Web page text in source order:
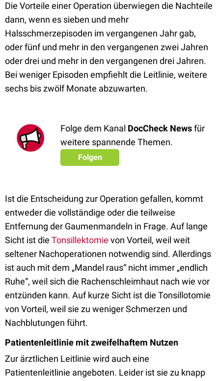
Die Vorteile einer Operation überwiegen die Nachteile
dann, wenn es sieben und mehr
Halsschmerzepisoden im vergangenen Jahr gab,
oder fünf und mehr in den vergangenen zwei Jahren
oder drei und mehr in den vergangenen drei Jahren.
Bei weniger Episoden empfiehlt die Leitlinie, weitere
sechs bis zwölf Monate abzuwarten.
Folge dem Kanal DocCheck Newsfür
weitere spannende Themen.
Folgen
Ist die Entscheidung zur Operation gefallen, kommt
entweder die vollständige oder die teilweise
Entfernung der Gaumenmandeln in Frage. Auf lange
Sicht ist die Tonsillektomie von Vorteil, weil weit
seltener Nachoperationen notwendig sind. Allerdings
ist auch mit dem „Mandel raus“ nicht immer „endlich
Ruhe“, weil sich die Rachenschleimhaut nach wie vor
entzünden kann. Auf kurze Sicht ist die Tonsillotomie
von Vorteil, weil sie zu weniger Schmerzen und
Nachblutungen führt.
Patientenleitlinie mit zweifelhaftem Nutzen
Zur ärztlichen Leitlinie wird auch eine
Patientenleitlinie angeboten. Leider ist sie zu knapp